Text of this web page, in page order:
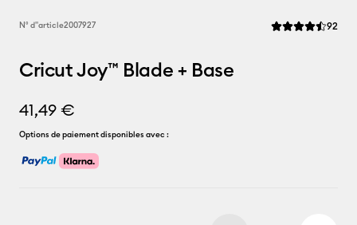
N° d''article2007927 La note 92
Cricut Joy™ Blade + Base
41,49 €
Options de paiement disponibles avec :